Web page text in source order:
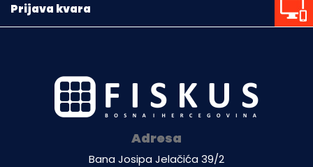
Prijava kvara
Adresa
Bana Josipa Jelačića 39/2